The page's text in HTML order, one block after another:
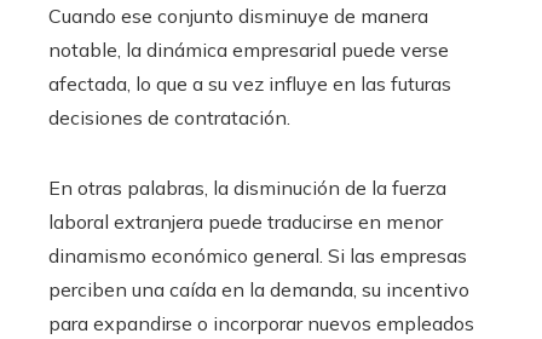
Cuando ese conjunto disminuye de manera
notable, la dinámica empresarial puede verse
afectada, lo que a su vez influye en las futuras
decisiones de contratación.
En otras palabras, la disminución de la fuerza
laboral extranjera puede traducirse en menor
dinamismo económico general. Si las empresas
perciben una caída en la demanda, su incentivo
para expandirse o incorporar nuevos empleados